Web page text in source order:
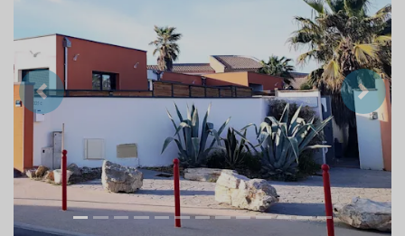
Précedent